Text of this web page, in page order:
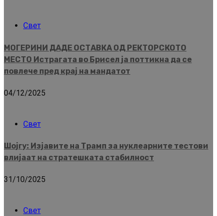
Свет
МОГЕРИНИ ДАДЕ ОСТАВКА ОД РЕКТОРСКОТО
МЕСТО Истрагата во Брисел ја поттикна да се
повлече пред крај на мандатот
04/12/2025
Свет
Шојгу: Изјавите на Трамп за нуклеарните тестови
влијаат на стратешката стабилност
31/10/2025
Свет